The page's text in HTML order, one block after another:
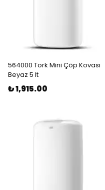
564000 Tork Mini Çöp Kovası
Beyaz 5 lt
₺ 1,915.00